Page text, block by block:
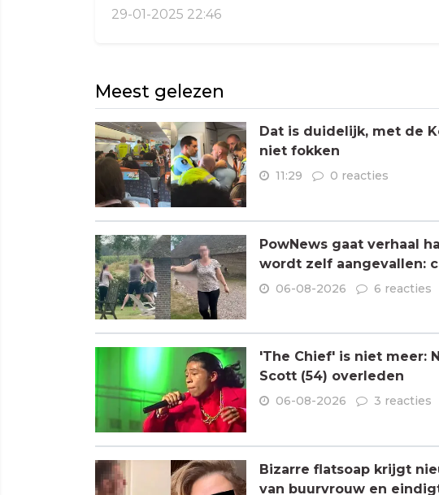
29-01-2025 22:46
Meest gelezen
Dat is duidelijk, met de
niet fokken
11:29 0 reacties
PowNews gaat verhaal
wordt zelf aangevallen:
06-08-2026 6 reacties
'The Chief' is niet meer:
Scott (54) overleden
06-08-2026 3 reacties
Bizarre flatsoap krijgt
van buurvrouw en